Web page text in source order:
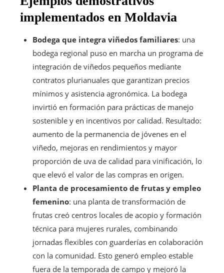
implementados en Moldavia
Bodega que integra viñedos familiares: una
bodega regional puso en marcha un programa de
integración de viñedos pequeños mediante
contratos plurianuales que garantizan precios
mínimos y asistencia agronómica. La bodega
invirtió en formación para prácticas de manejo
sostenible y en incentivos por calidad. Resultado:
aumento de la permanencia de jóvenes en el
viñedo, mejoras en rendimientos y mayor
proporción de uva de calidad para vinificación, lo
que elevó el valor de las compras en origen.
Planta de procesamiento de frutas y empleo
femenino: una planta de transformación de
frutas creó centros locales de acopio y formación
técnica para mujeres rurales, combinando
jornadas flexibles con guarderías en colaboración
con la comunidad. Esto generó empleo estable
fuera de la temporada de campo y mejoró la